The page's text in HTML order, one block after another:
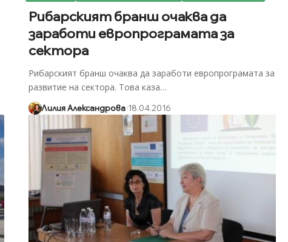
Рибарският бранш очаква да
заработи европрограмата за
сектора
Рибарският бранш очаква да заработи европрограмата за
развитие на сектора. Това каза…
Лилия Александрова 18.04.2016